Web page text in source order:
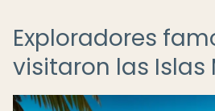
Exploradores
visitaron las Islas